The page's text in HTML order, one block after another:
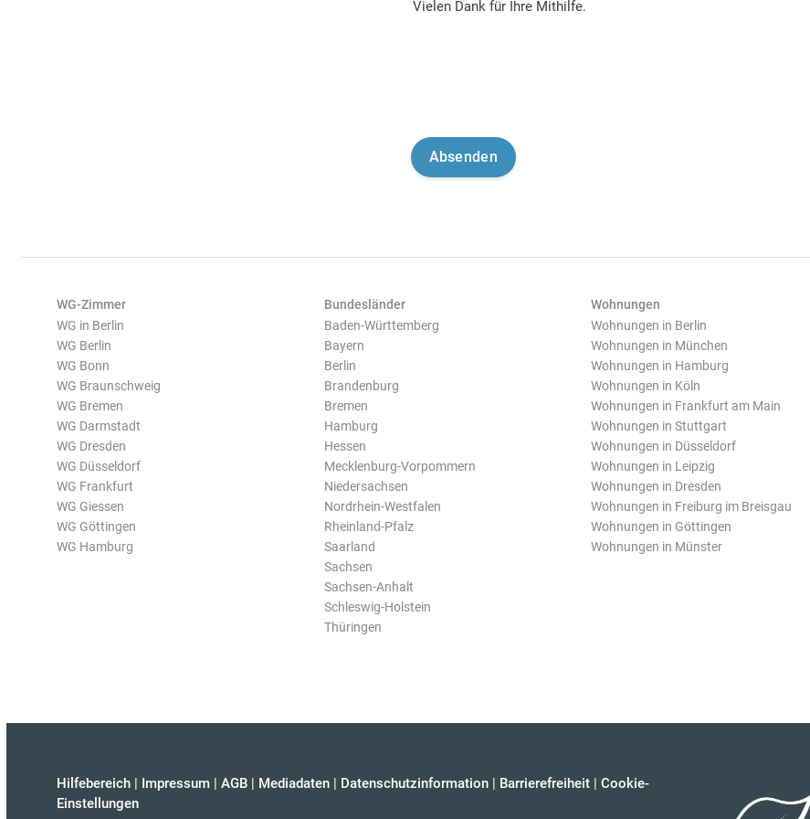
Vielen Dank für Ihre Mithilfe.
WG-Zimmer
WG in Berlin
WG Berlin
WG Bonn
WG Braunschweig
WG Bremen
WG Darmstadt
WG Dresden
WG Düsseldorf
WG Frankfurt
WG Giessen
WG Göttingen
WG Hamburg
Bundesländer
Baden-Württemberg
Bayern
Berlin
Brandenburg
Bremen
Hamburg
Hessen
Mecklenburg-Vorpommern
Niedersachsen
Nordrhein-Westfalen
Rheinland-Pfalz
Saarland
Sachsen
Sachsen-Anhalt
Schleswig-Holstein
Thüringen
Wohnungen
Wohnungen in Berlin
Wohnungen in München
Wohnungen in Hamburg
Wohnungen in Köln
Wohnungen in Frankfurt am Main
Wohnungen in Stuttgart
Wohnungen in Düsseldorf
Wohnungen in Leipzig
Wohnungen in Dresden
Wohnungen in Freiburg im Breisgau
Wohnungen in Göttingen
Wohnungen in Münster
Hilfebereich | Impressum | AGB | Mediadaten | Datenschutzinformation | Barrierefreiheit | Cookie-
Einstellungen